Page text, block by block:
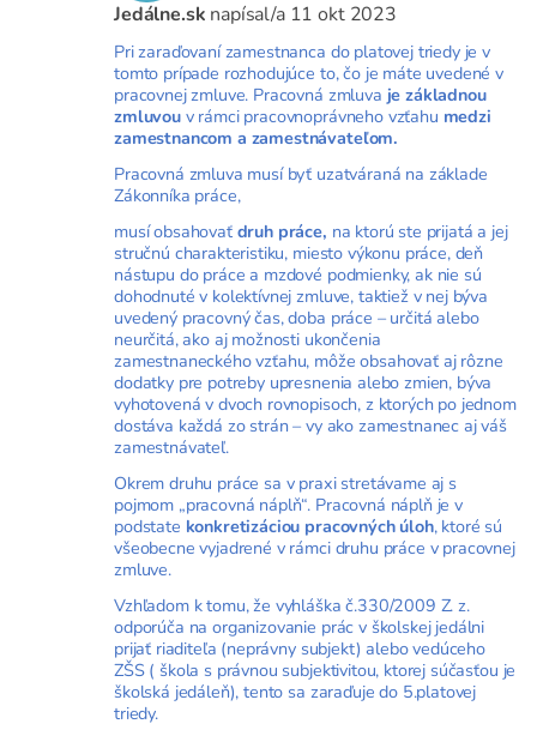
Jedálne.sk napísal/a 11 okt 2023
Pri zaraďovaní zamestnanca do platovej triedy je v
tomto prípade rozhodujúce to, čo je máte uvedené v
pracovnej zmluve. Pracovná zmluva je základnou
zmluvouv rámci pracovnoprávneho vzťahu medzi
zamestnancom a zamestnávateľom.
Pracovná zmluva musí byť uzatváraná na základe
Zákonníka práce,
musí obsahovať druh práce, na ktorú ste prijatá a jej
stručnú charakteristiku, miesto výkonu práce, deň
nástupu do práce a mzdové podmienky, ak nie sú
dohodnuté v kolektívnej zmluve, taktiež v nej býva
uvedený pracovný čas, doba práce – určitá alebo
neurčitá, ako aj možnosti ukončenia
zamestnaneckého vzťahu, môže obsahovať aj rôzne
dodatky pre potreby upresnenia alebo zmien, býva
vyhotovená v dvoch rovnopisoch, z ktorých po jednom
dostáva každá zo strán – vy ako zamestnanec aj váš
zamestnávateľ.
Okrem druhu práce sa v praxi stretávame aj s
pojmom „pracovná náplň“. Pracovná náplň je v
podstate konkretizáciou pracovných úloh, ktoré sú
všeobecne vyjadrené v rámci druhu práce v pracovnej
zmluve.
Vzhľadom k tomu, že vyhláška č.330/2009 Z. z.
odporúča na organizovanie prác v školskej jedálni
prijať riaditeľa (neprávny subjekt) alebo vedúceho
ZŠS ( škola s právnou subjektivitou, ktorej súčasťou je
školská jedáleň), tento sa zaraďuje do 5.platovej
triedy.